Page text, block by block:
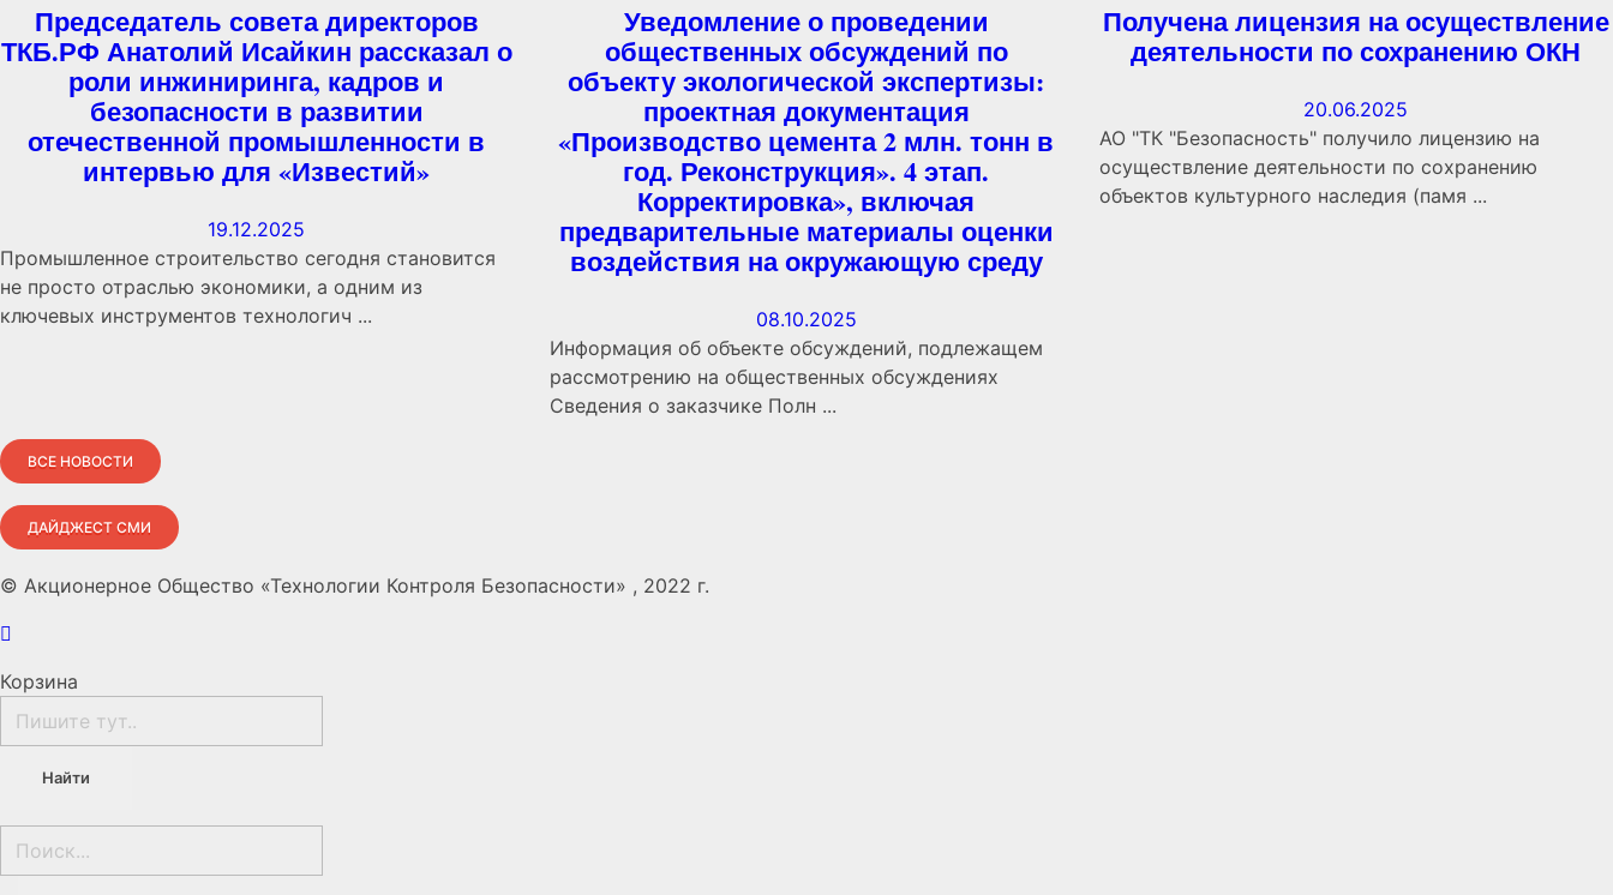
Председатель совета директоров
ТКБ.РФ Анатолий Исайкин рассказал о
роли инжиниринга, кадров и
безопасности в развитии
отечественной промышленности в
интервью для «Известий»
19.12.2025
Промышленное строительство сегодня становится
не просто отраслью экономики, а одним из
ключевых инструментов технологич ...
Уведомление о проведении
общественных обсуждений по
объекту экологической экспертизы:
проектная документация
«Производство цемента 2 млн. тонн в
год. Реконструкция». 4 этап.
Корректировка», включая
предварительные материалы оценки
воздействия на окружающую среду
08.10.2025
Информация об объекте обсуждений, подлежащем
рассмотрению на общественных обсуждениях
Сведения о заказчике Полн ...
Получена лицензия на осуществление
деятельности по сохранению ОКН
20.06.2025
АО "ТК "Безопасность" получило лицензию на
осуществление деятельности по сохранению
объектов культурного наследия (памя ...
ВСЕ НОВОСТИ
ДАЙДЖЕСТ СМИ
© Акционерное Общество «Технологии Контроля Безопасности» , 2022 г.
Корзина